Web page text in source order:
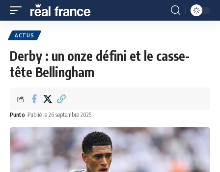
ACTUS
Derby : un onze défini et le casse-
tête Bellingham
Punto Publié le 26 septembre 2025